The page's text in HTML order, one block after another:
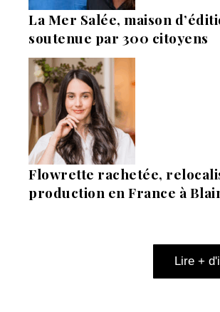
La Mer Salée, maison
soutenue par 300 citoyens
Flowrette rachetée,
production en France à
Lire +